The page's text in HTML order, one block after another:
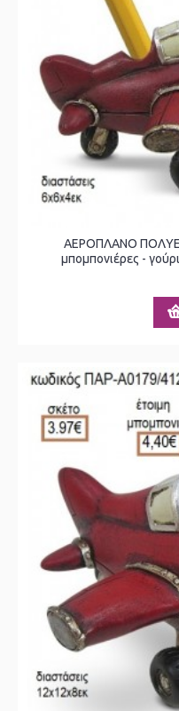
ΑΕΡΟΠΛΑΝΟ
μπομπονιέρες -